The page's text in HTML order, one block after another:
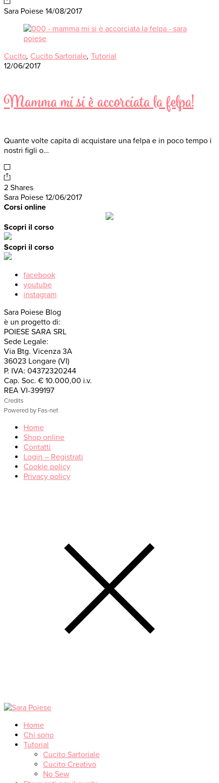
Sara Poiese 14/08/2017
Cucito, Cucito Sartoriale, Tutorial
12/06/2017
Mamma mi si è accorciata la felpa!
Quante volte capita di acquistare una felpa e in poco tempo i
nostri figli o…
2 Shares
Sara Poiese 12/06/2017
Corsi online
Scopri il corso
Scopri il corso
facebook
youtube
instagram
Sara Poiese Blog
è un progetto di:
POIESE SARA SRL
Sede Legale:
Via Btg. Vicenza 3A
36023 Longare (VI)
P. IVA: 04372320244
Cap. Soc. € 10.000,00 i.v.
REA VI-399197
Credits
Powered by Fas-net
Home
Shop online
Contatti
Login – Registrati
Cookie policy
Privacy policy
Home
Chi sono
Tutorial
Cucito Sartoriale
Cucito Creativo
No Sew